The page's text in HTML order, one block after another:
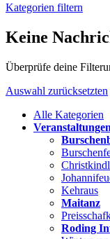
Kategorien filtern
Keine
Überprüfe deine
Auswahl zurücksetzten
Alle Kategorien
Veranstaltungen
Kehraus
Maitanz
Roding